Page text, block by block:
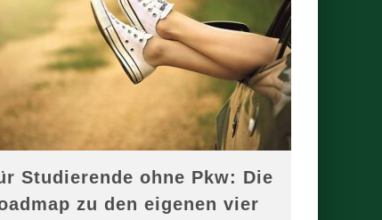
Studierende ohne Pkw: Die
zu den eigenen vier